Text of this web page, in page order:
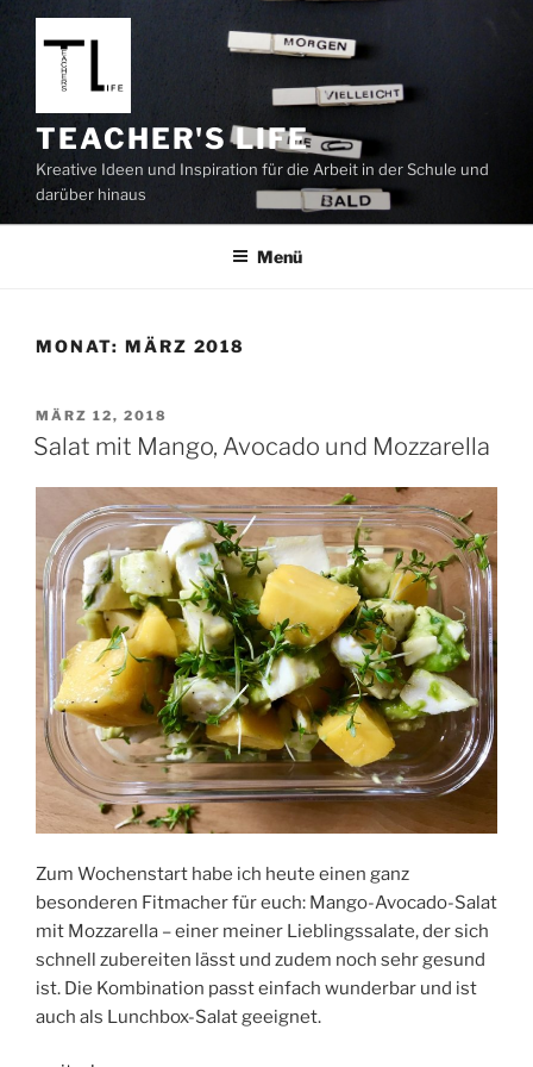
Zum
Inhalt
springen
TEACHER'S LIFE
Kreative Ideen und Inspiration für die Arbeit in der Schule und
darüber hinaus
Menü
MONAT: MÄRZ 2018
VERÖFFENTLICHT
AM
MÄRZ 12, 2018
Salat mit Mango, Avocado und Mozzarella
Zum Wochenstart habe ich heute einen ganz
besonderen Fitmacher für euch: Mango-Avocado-Salat
mit Mozzarella – einer meiner Lieblingssalate, der sich
schnell zubereiten lässt und zudem noch sehr gesund
ist. Die Kombination passt einfach wunderbar und ist
auch als Lunchbox-Salat geeignet.